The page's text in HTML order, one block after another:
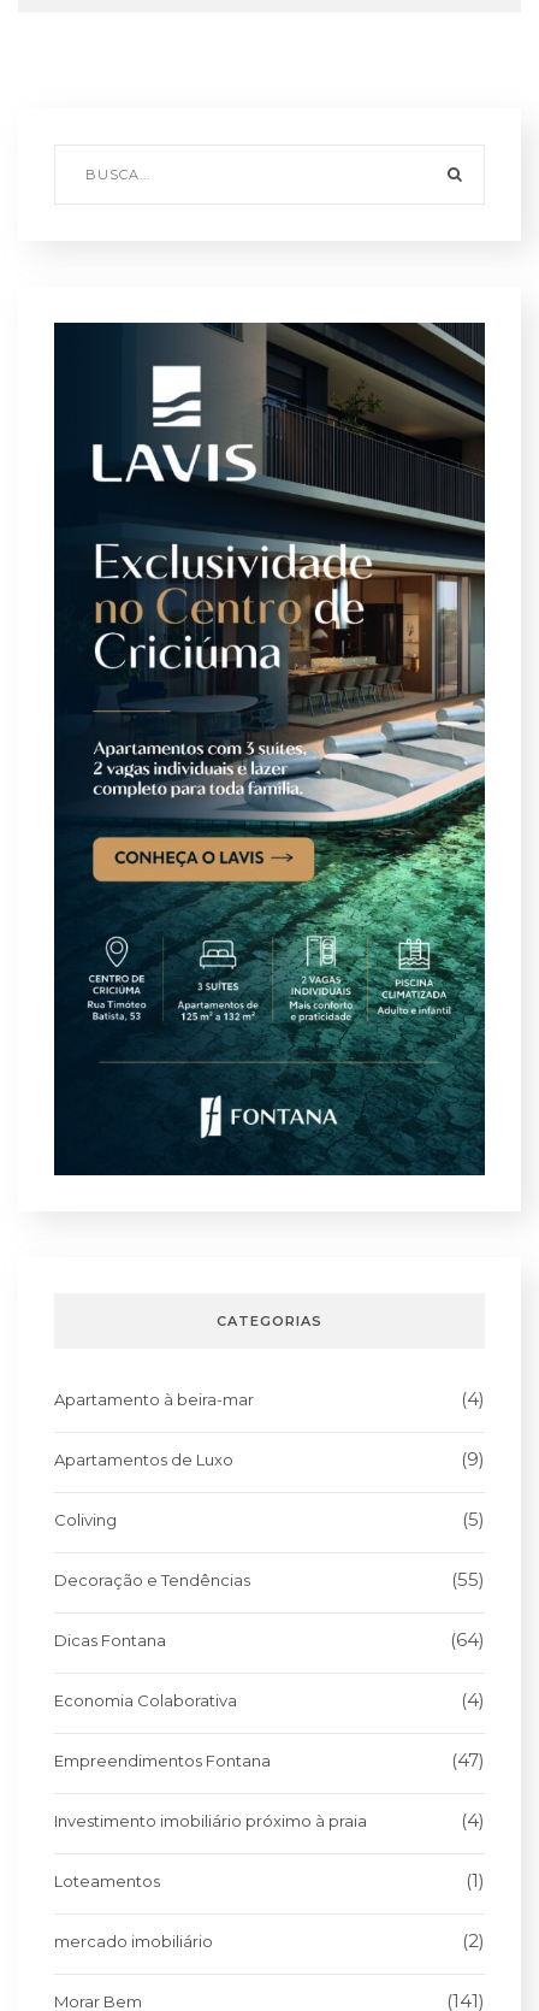
CATEGORIAS
Apartamento à beira-mar (4)
Apartamentos de Luxo (9)
Coliving (5)
Decoração e Tendências (55)
Dicas Fontana (64)
Economia Colaborativa (4)
Empreendimentos Fontana (47)
Investimento imobiliário próximo à praia (4)
Loteamentos (1)
mercado imobiliário (2)
Morar Bem (141)